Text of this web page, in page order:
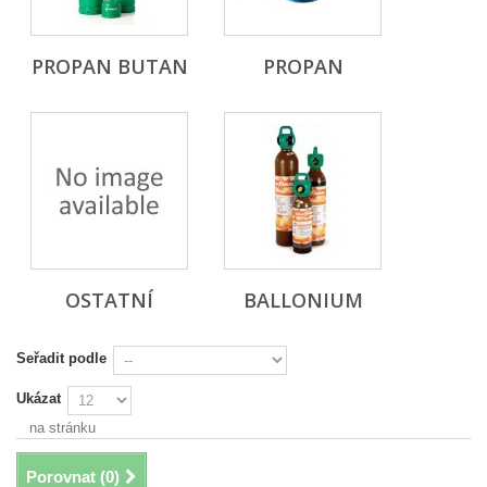
PROPAN BUTAN PROPAN
OSTATNÍ BALLONIUM
Seřadit podle
Ukázat
na stránku
Porovnat (0)